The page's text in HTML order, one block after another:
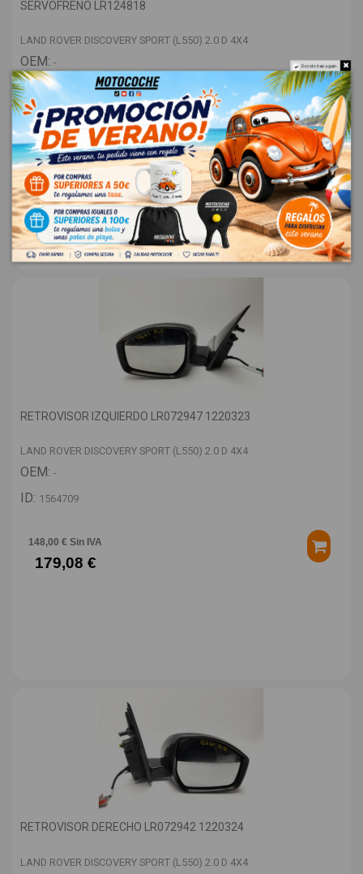
SERVOFRENO LR124818
LAND ROVER DISCOVERY SPORT (L550) 2.0 D 4X4
OEM: -
ID: 1564713
48,00 € Sin IVA
58,08 €
RETROVISOR IZQUIERDO LR072947 1220323
LAND ROVER DISCOVERY SPORT (L550) 2.0 D 4X4
OEM: -
ID: 1564709
148,00 € Sin IVA
179,08 €
RETROVISOR DERECHO LR072942 1220324
LAND ROVER DISCOVERY SPORT (L550) 2.0 D 4X4
Do not show again.